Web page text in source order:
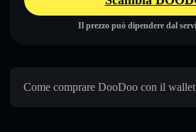
Il prezzo può dipendere dal
Come comprare DooDoo con il